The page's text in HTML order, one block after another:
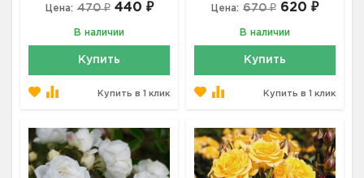
Цена: 470 ₽ 440 ₽
В наличии
Купить
Купить в 1 клик
Цена: 670 ₽ 620 ₽
В наличии
Купить
Купить в 1 клик